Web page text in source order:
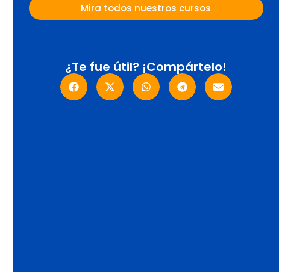
Mira todos nuestros cursos
¿Te fue útil? ¡Compártelo!